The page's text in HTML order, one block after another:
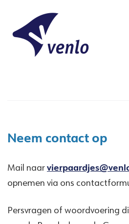
Neem contact op
Mail naar
opnemen via ons
Persvragen of woordvoering